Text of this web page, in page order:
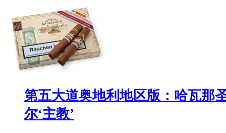
第五大道奥地利地区版：哈瓦那
尔‘主教’